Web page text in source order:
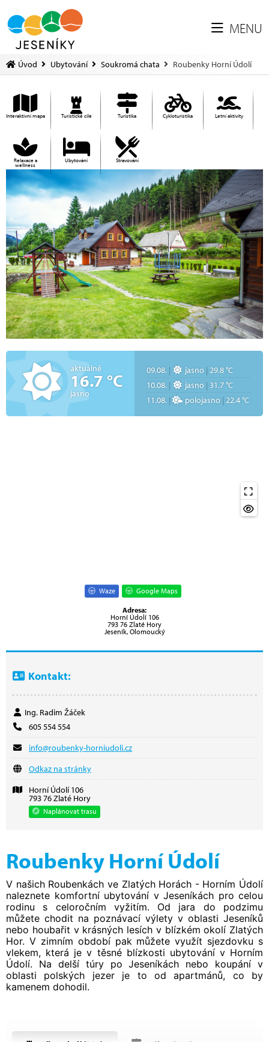
MENU
Úvod Ubytování Soukromá chata Roubenky Horní Údolí
Interaktivní mapa Turistické cíle Turistika Cykloturistika Letní aktivity
Relaxace a
wellness
Ubytování Stravování
aktuálně
16.7 °C
jasno
09.08. | jasno | 29.8 °C
10.08. | jasno | 31.7 °C
11.08. | polojasno | 22.4 °C
Waze Google Maps
Adresa:
Horní Údolí 106
793 76 Zlaté Hory
Jeseník, Olomoucký
Kontakt:
Ing. Radim Žáček
605 554 554
info@roubenky-horniudoli.cz
Odkaz na stránky
Horní Údolí 106
793 76 Zlaté Hory
Naplánovat trasu
Roubenky Horní Údolí
V našich Roubenkách ve Zlatých Horách - Horním Údolí
naleznete komfortní ubytování v Jeseníkách pro celou
rodinu s celoročním vyžitím. Od jara do podzimu
můžete chodit na poznávací výlety v oblasti Jeseníků
nebo houbařit v krásných lesích v blízkém okolí Zlatých
Hor. V zimním období pak můžete využít sjezdovku s
vlekem, která je v těsné blízkosti ubytování v Horním
Údolí. Na delší túry po Jeseníkách nebo koupání v
oblasti polských jezer je to od apartmánů, co by
kamenem dohodil.